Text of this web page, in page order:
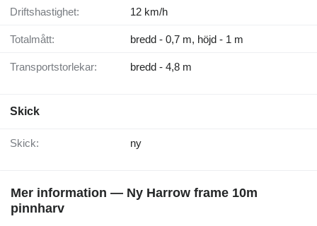
Driftshastighet: 12 km/h
Totalmått: bredd - 0,7 m, höjd - 1 m
Transportstorlekar: bredd - 4,8 m
Skick
Skick: ny
Mer information — Ny Harrow frame 10m
pinnharv